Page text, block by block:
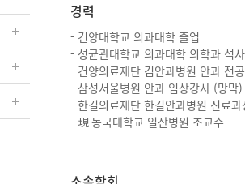
경력
- 건양대학교 의과대학 졸업
- 성균관대학교 의과대학 의학과 석사
- 건양의료재단 김안과병원 안과 전
- 삼성서울병원 안과 임상강사 (망막)
- 한길의료재단 한길안과병원 진료과
- 現 동국대학교 일산병원 조교수